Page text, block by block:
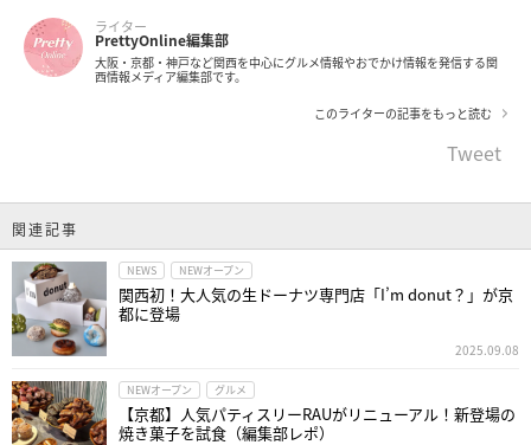
ライター
PrettyOnline編集部
大阪・京都・神戸など関西を中心にグルメ情報やおでかけ情報を発信する関
西情報メディア編集部です。
このライターの記事をもっと読む
Tweet
関連記事
NEWS NEWオープン
関西初！大人気の生ドーナツ専門店「I’m donut？」が京
都に登場
2025.09.08
NEWオープン グルメ
【京都】人気パティスリーRAUがリニューアル！新登場の
焼き菓子を試食（編集部レポ）